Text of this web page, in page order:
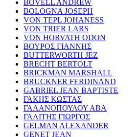
BOVELL ANDREW
BOLOGNA JOSEPH
VON TEPL JOHANESS
VON TRIER LARS
VON HORVATH ODON
ΒΟΥΡΟΣ ΓΙΑΝΝΗΣ
BUTTERWORTH JEZ
BRECHT BERTOLT
BRICKMAN MARSHALL
BRUCKNER FERDINAND
GABRIEL JEAN BAPTISTE
ΓΑΚΗΣ ΚΩΣΤΑΣ
ΓΑΛΑΝΟΠΟΥΛΟΥ ΑΒΑ
ΓΑΛΙΤΗΣ ΓΙΩΡΓΟΣ
GELMAN ALEXANDER
GENET JEAN